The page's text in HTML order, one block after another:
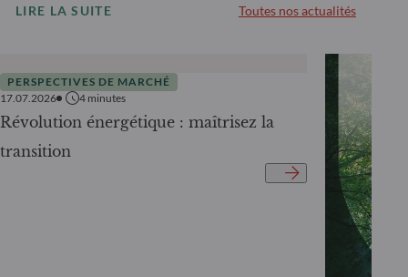
LIRE LA SUITE Toutes nos actualités
PERSPECTIVES DE MARCHÉ
17.07.2026
4 minutes
Révolution énergétique : maîtrisez la
transition